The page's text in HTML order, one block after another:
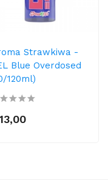
Strawkiwa -
Blue Overdosed
120ml)